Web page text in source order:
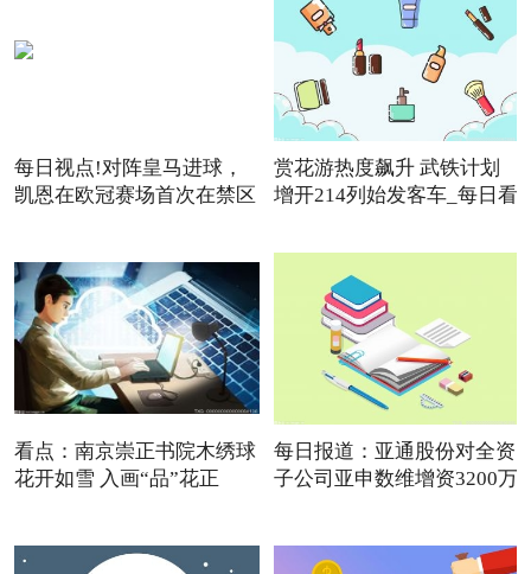
每日视点!对阵皇马进球，
凯恩在欧冠赛场首次在禁区
赏花游热度飙升 武铁计划
增开214列始发客车_每日看
看点：南京崇正书院木绣球
花开如雪 入画“品”花正
每日报道：亚通股份对全资
子公司亚申数维增资3200万